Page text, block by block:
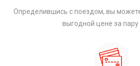
Определившись с поездом, вы
выгодной цене за пару